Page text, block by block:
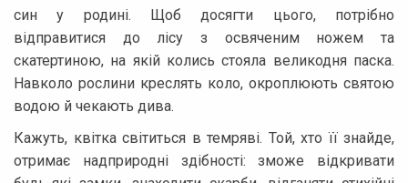
син у родині. Щоб досягти цього, потрібно
відправитися до лісу з освяченим ножем та
скатертиною, на якій колись стояла великодня паска.
Навколо рослини креслять коло, окроплюють святою
водою й чекають дива.
Кажуть, квітка світиться в темряві. Той, хто її знайде,
отримає надприродні здібності: зможе відкривати